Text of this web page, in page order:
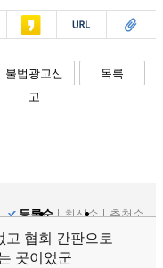
카스 복사 스크랩
불법광고신
고
목록
등록순
최신순 추천순
고 협회 간판으로
곳이었군